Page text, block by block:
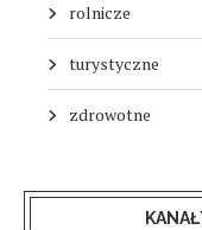
rolnicze
turystyczne
zdrowotne